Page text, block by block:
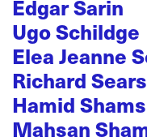
Edgar Sarin
Ugo Schildge
Elea Jeanne
Richard Sears
Hamid Shams
Mahsan